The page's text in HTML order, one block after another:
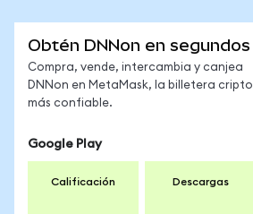
Obtén DNNon en segundos
Compra, vende, intercambia y canjea
DNNon en MetaMask, la billetera cripto
más confiable.
Google Play
Calificación Descargas